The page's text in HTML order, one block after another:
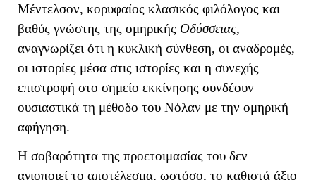
Μέντελσον, κορυφαίος κλασικός φιλόλογος και
βαθύς γνώστης της ομηρικής Οδύσσειας,
αναγνωρίζει ότι η κυκλική σύνθεση, οι αναδρομές,
οι ιστορίες μέσα στις ιστορίες και η συνεχής
επιστροφή στο σημείο εκκίνησης συνδέουν
ουσιαστικά τη μέθοδο του Νόλαν με την ομηρική
αφήγηση.
Η σοβαρότητα της προετοιμασίας του δεν
αγιοποιεί το αποτέλεσμα, ωστόσο, το καθιστά άξιο